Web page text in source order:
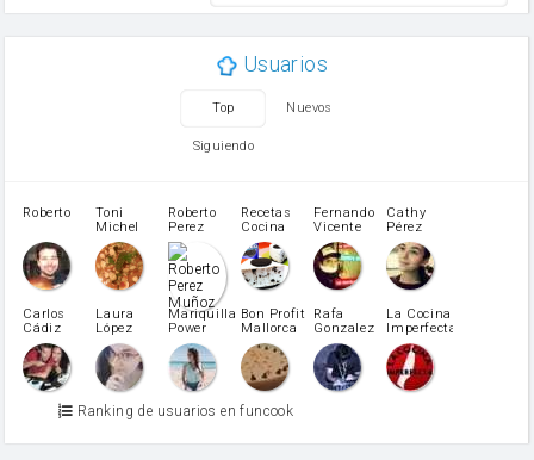
mantequilla
Harina para bizcocho
patatas
pimiento rojo
Pimentón
pimiento verde
miel
vino blanco
Azúcar glass
Azúcar moreno
Zumo de limón
arroz
Usuarios
Top Nuevos
Siguiendo
Roberto
Toni
Michel
Caubet
Roberto
Perez
Muñoz
Recetas
Cocina
Fernando
Vicente
Cathy
Pérez
Carlos
Cádiz
Laura
López
Martínez
Mariquilla
Power
Bon Profit
Mallorca
Rafa
Gonzalez
La Cocina
Imperfecta
Ranking de usuarios en funcook